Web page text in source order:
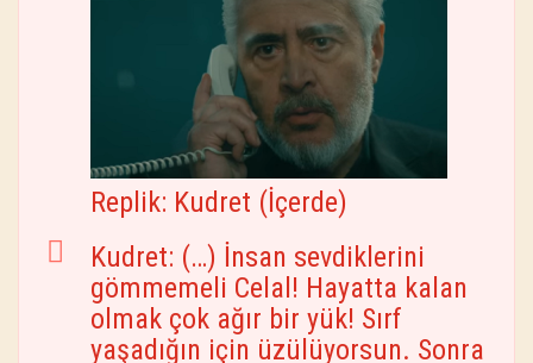
Replik: Kudret (İçerde)
Kudret: (…) İnsan sevdiklerini
gömmemeli Celal! Hayatta kalan
olmak çok ağır bir yük! Sırf
yaşadığın için üzülüyorsun. Sonra